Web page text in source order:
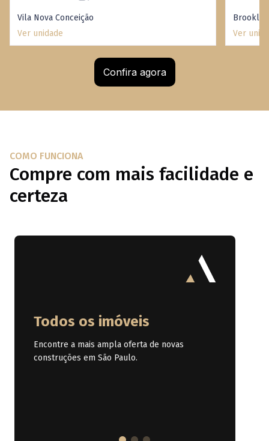
Vila Nova Conceição
Ver unidade
Brooklin
Ver
Confira agora
COMO FUNCIONA
Compre com mais facilidade e
certeza
Todos os imóveis
Encontre a mais ampla oferta de novas
construções em São Paulo.